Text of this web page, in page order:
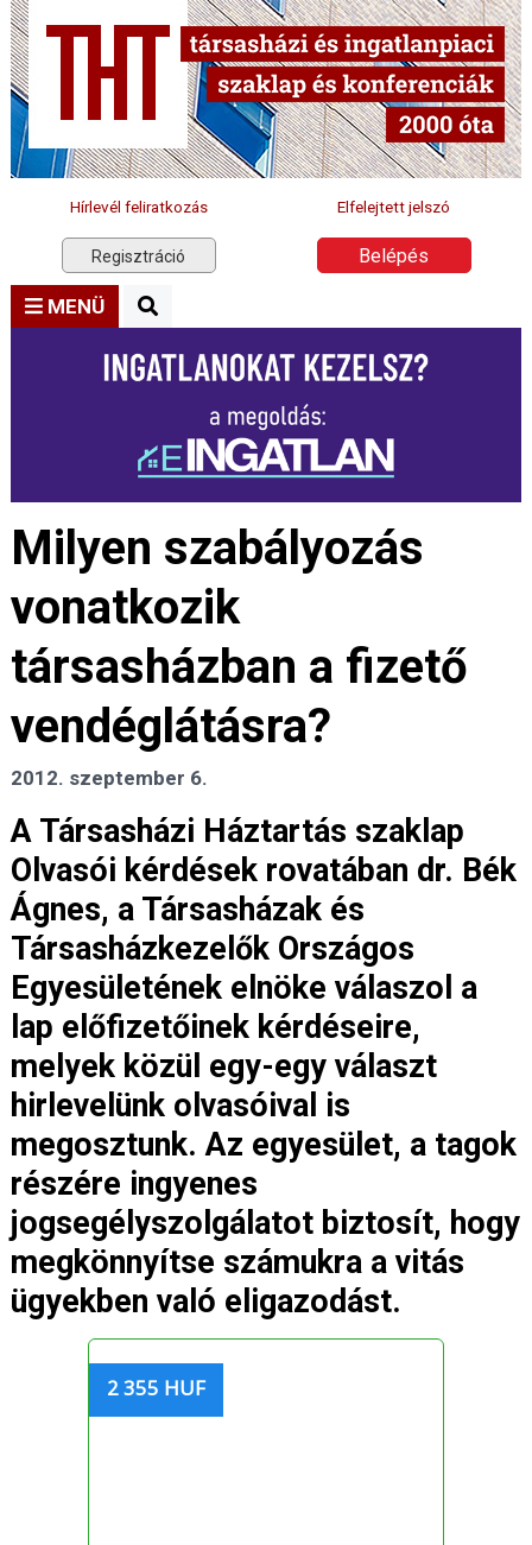
Hírlevél feliratkozás Elfelejtett jelszó
Regisztráció Belépés
MENÜ
Milyen szabályozás
vonatkozik
társasházban a fizető
vendéglátásra?
2012. szeptember 6.
A Társasházi Háztartás szaklap
Olvasói kérdések rovatában dr. Bék
Ágnes, a Társasházak és
Társasházkezelők Országos
Egyesületének elnöke válaszol a
lap előfizetőinek kérdéseire,
melyek közül egy-egy választ
hirlevelünk olvasóival is
megosztunk. Az egyesület, a tagok
részére ingyenes
jogsegélyszolgálatot biztosít, hogy
megkönnyítse számukra a vitás
ügyekben való eligazodást.
2 355 HUF